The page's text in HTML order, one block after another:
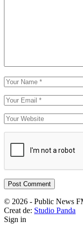
© 2026 - Public News
Creat de: Studio Panda
Sign in